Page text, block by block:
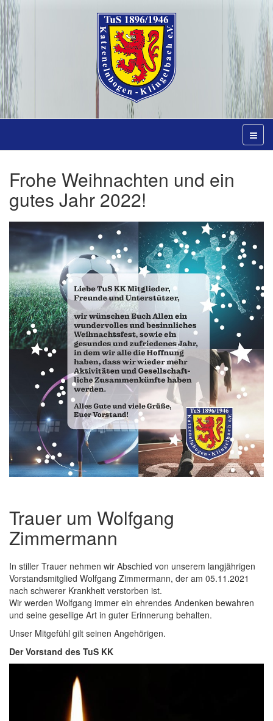
Frohe Weihnachten und ein
gutes Jahr 2022!
Trauer um Wolfgang
Zimmermann
In stiller Trauer nehmen wir Abschied von unserem langjährigen
Vorstandsmitglied Wolfgang Zimmermann, der am 05.11.2021
nach schwerer Krankheit verstorben ist.
Wir werden Wolfgang immer ein ehrendes Andenken bewahren
und seine gesellige Art in guter Erinnerung behalten.
Unser Mitgefühl gilt seinen Angehörigen.
Der Vorstand des TuS KK